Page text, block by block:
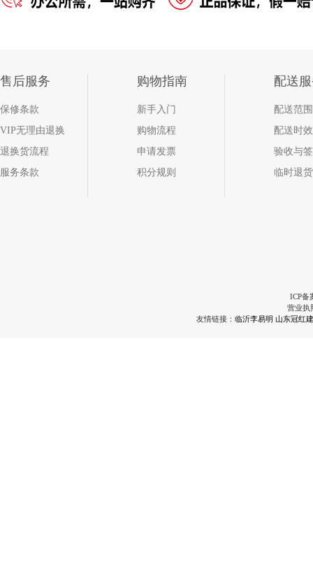
售后服务
保修条款
VIP无理由退换
退换货流程
服务条款
购物指南
新手入门
购物流程
申请发票
积分规则
配送
配送范围
配送时效
验收与
临时退货
ICP备
营业执
友情链接： 临沂李易明 山东冠红